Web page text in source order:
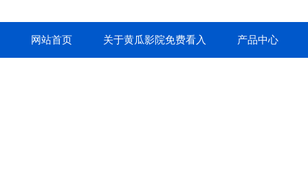
网站首页 关于黄瓜影院免费看入 产品中心